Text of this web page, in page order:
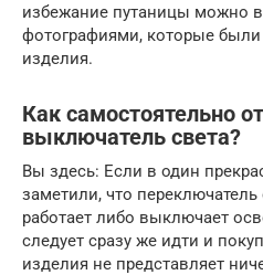
избежание путаницы можно
фотографиями, которые
изделия.
Как самостоятельно
выключатель света?
Вы здесь: Если в один
заметили, что
работает либо выключает
следует сразу же идти и
изделия не представляет